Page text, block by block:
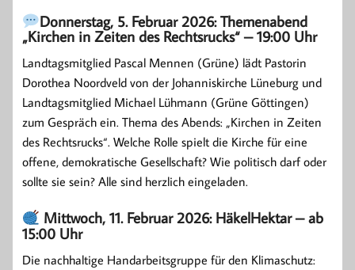
Donnerstag, 5. Februar 2026: Themenabend
„Kirchen in Zeiten des Rechtsrucks“ – 19:00 Uhr
Landtagsmitglied Pascal Mennen (Grüne) lädt Pastorin
Dorothea Noordveld von der Johanniskirche Lüneburg und
Landtagsmitglied Michael Lühmann (Grüne Göttingen)
zum Gespräch ein. Thema des Abends: „Kirchen in Zeiten
des Rechtsrucks“. Welche Rolle spielt die Kirche für eine
offene, demokratische Gesellschaft? Wie politisch darf oder
sollte sie sein? Alle sind herzlich eingeladen.
Mittwoch, 11. Februar 2026: HäkelHektar – ab
15:00 Uhr
Die nachhaltige Handarbeitsgruppe für den Klimaschutz: